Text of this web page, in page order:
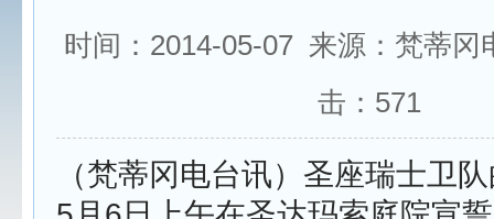
时间：2014-05-07 来源：梵蒂
击： 571
（梵蒂冈电台讯）圣座瑞士卫